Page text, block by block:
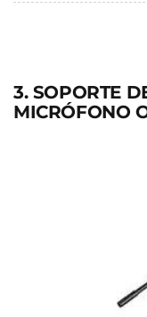
3. SOPORTE
MICRÓFONO